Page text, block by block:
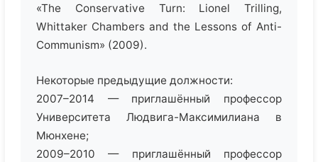
«The Conservative Turn: Lionel Trilling,
Whittaker Chambers and the Lessons of Anti-
Communism» (2009).
Некоторые предыдущие должности:
2007–2014 — приглашённый профессор
Университета Людвига-Максимилиана в
Мюнхене;
2009–2010 — приглашённый профессор